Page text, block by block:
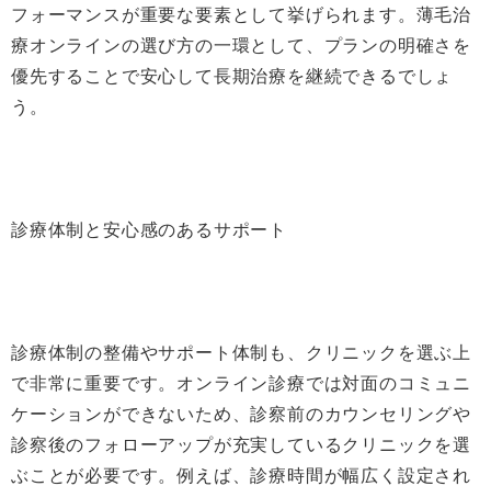
フォーマンスが重要な要素として挙げられます。薄毛治
療オンラインの選び方の一環として、プランの明確さを
優先することで安心して長期治療を継続できるでしょ
う。
診療体制と安心感のあるサポート
診療体制の整備やサポート体制も、クリニックを選ぶ上
で非常に重要です。オンライン診療では対面のコミュニ
ケーションができないため、診察前のカウンセリングや
診察後のフォローアップが充実しているクリニックを選
ぶことが必要です。例えば、診療時間が幅広く設定され